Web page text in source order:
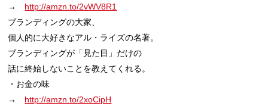
→ http://amzn.to/2vWV8R1
ブランディングの大家、
個人的に大好きなアル・ライズの名著。
ブランディングが「見た目」だけの
話に終始しないことを教えてくれる。
・お金の味
→ http://amzn.to/2xoCipH